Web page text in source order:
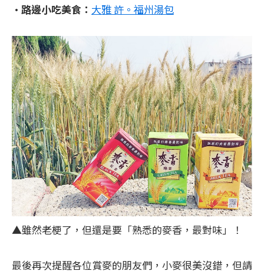
•路邊小吃美食： 大雅 許。福州湯包
▲雖然老梗了，但還是要「熟悉的麥香，最對味」！
最後再次提醒各位賞麥的朋友們，小麥很美沒錯，但請